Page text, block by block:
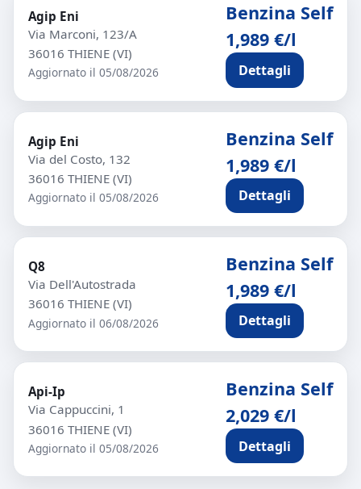
Agip Eni
Via Marconi, 123/A
36016 THIENE (VI)
Aggiornato il 05/08/2026
Benzina Self
1,989 €/l
Dettagli
Agip Eni
Via del Costo, 132
36016 THIENE (VI)
Aggiornato il 05/08/2026
Benzina Self
1,989 €/l
Dettagli
Q8
Via Dell'Autostrada
36016 THIENE (VI)
Aggiornato il 06/08/2026
Benzina Self
1,989 €/l
Dettagli
Api-Ip
Via Cappuccini, 1
36016 THIENE (VI)
Aggiornato il 05/08/2026
Benzina Self
2,029 €/l
Dettagli